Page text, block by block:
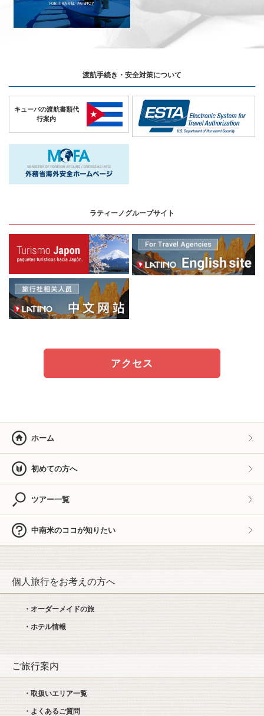
FOR TRAVEL AGENCY
ラティーノグループサイト
アクセス
渡航手続き・安全対策について
キューバの渡航書類代
行案内
ホーム
初めての方へ
ツアー一覧
中南米のココが知りたい
個人旅行をお考えの方へ
・オーダーメイドの旅
・ホテル情報
ご旅行案内
・取扱いエリア一覧
・よくあるご質問